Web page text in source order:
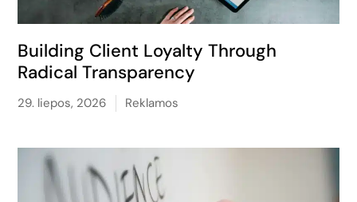
Building Client Loyalty Through
Radical Transparency
29. liepos, 2026 Reklamos